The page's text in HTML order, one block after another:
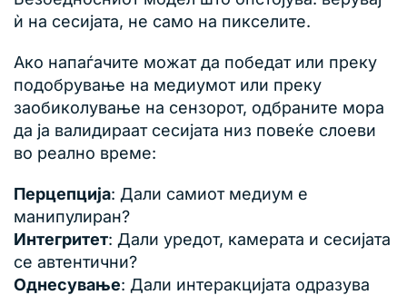
ѝ на сесијата, не само на пикселите.
Ако напаѓачите можат да победат или преку
подобрување на медиумот или преку
заобиколување на сензорот, одбраните мора
да ја валидираат сесијата низ повеќе слоеви
во реално време:
Перцепција: Дали самиот медиум е
манипулиран?
Интегритет: Дали уредот, камерата и сесијата
се автентични?
Однесување: Дали интеракцијата одразува